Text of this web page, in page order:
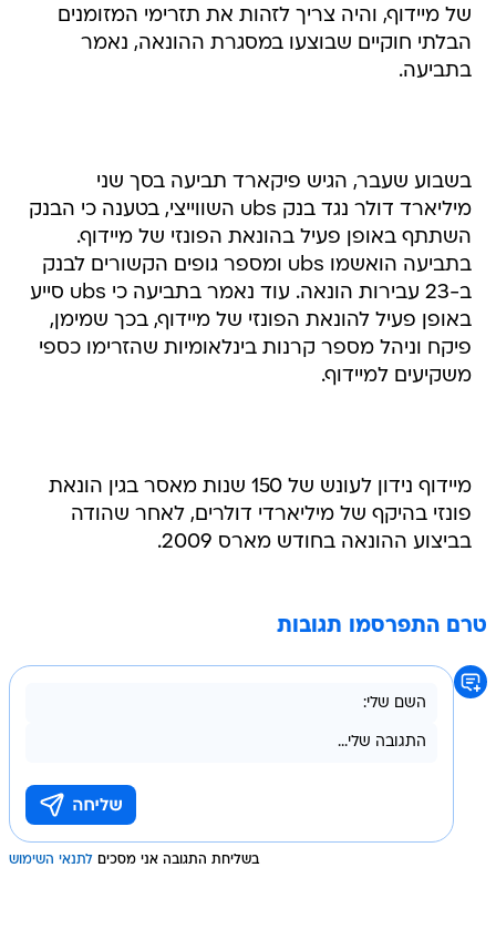
של מיידוף, והיה צריך לזהות את תזרימי המזומנים
הבלתי חוקיים שבוצעו במסגרת ההונאה, נאמר
בתביעה.
בשבוע שעבר, הגיש פיקארד תביעה בסך שני
מיליארד דולר נגד בנק ubs השווייצי, בטענה כי הבנק
השתתף באופן פעיל בהונאת הפונזי של מיידוף.
בתביעה הואשמו ubs ומספר גופים הקשורים לבנק
ב-23 עבירות הונאה. עוד נאמר בתביעה כי ubs סייע
באופן פעיל להונאת הפונזי של מיידוף, בכך שמימן,
פיקח וניהל מספר קרנות בינלאומיות שהזרימו כספי
משקיעים למיידוף.
מיידוף נידון לעונש של 150 שנות מאסר בגין הונאת
פונזי בהיקף של מיליארדי דולרים, לאחר שהודה
בביצוע ההונאה בחודש מארס 2009.
טרם התפרסמו תגובות
בשליחת התגובה אני מסכים לתנאי השימוש